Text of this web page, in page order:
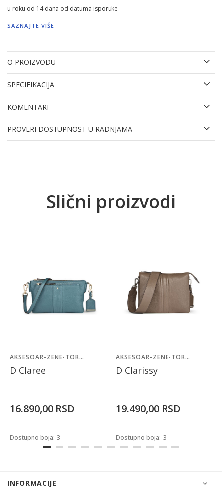
u roku od 14 dana od datuma isporuke
SAZNAJTE VIŠE
O PROIZVODU
SPECIFIKACIJA
KOMENTARI
PROVERI DOSTUPNOST U RADNJAMA
Slični proizvodi
AKSESOAR-ZENE-TORBE
D Claree
16.890,00 RSD
Dostupno boja: 3
AKSESOAR-ZENE-TORBE
D Clarissy
19.490,00 RSD
Dostupno boja: 3
INFORMACIJE